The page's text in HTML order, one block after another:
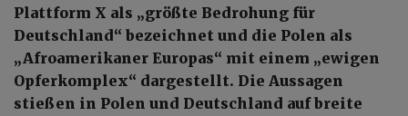
Plattform X als „größte Bedrohung für
Deutschland“ bezeichnet und die Polen als
„Afroamerikaner Europas“ mit einem „ewigen
Opferkomplex“ dargestellt. Die Aussagen
stießen in Polen und Deutschland auf breite